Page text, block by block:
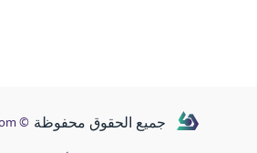
جميع الحقوق محفوظة © 9kora.com موقع 9 كورة